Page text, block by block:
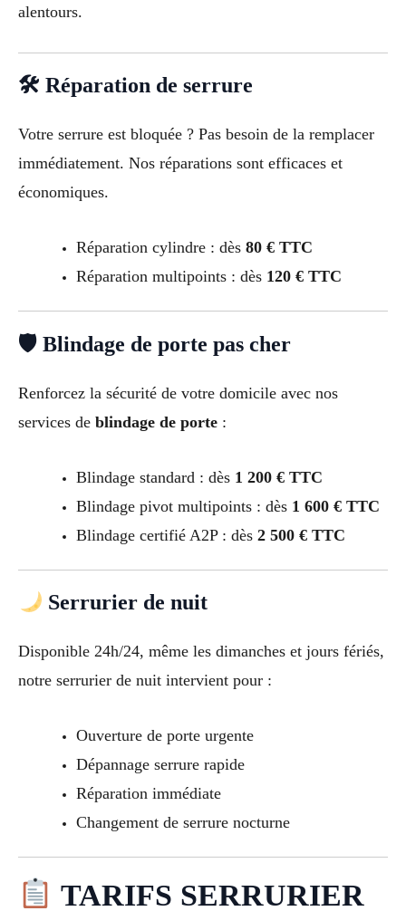
alentours.
🛠 Réparation de serrure
Votre serrure est bloquée ? Pas besoin de la remplacer
immédiatement. Nos réparations sont efficaces et
économiques.
Réparation cylindre : dès 80 € TTC
Réparation multipoints : dès 120 € TTC
🛡 Blindage de porte pas cher
Renforcez la sécurité de votre domicile avec nos
services de blindage de porte :
Blindage standard : dès 1 200 € TTC
Blindage pivot multipoints : dès 1 600 € TTC
Blindage certifié A2P : dès 2 500 € TTC
Serrurier de nuit
Disponible 24h/24, même les dimanches et jours fériés,
notre serrurier de nuit intervient pour :
Ouverture de porte urgente
Dépannage serrure rapide
Réparation immédiate
Changement de serrure nocturne
TARIFS SERRURIER